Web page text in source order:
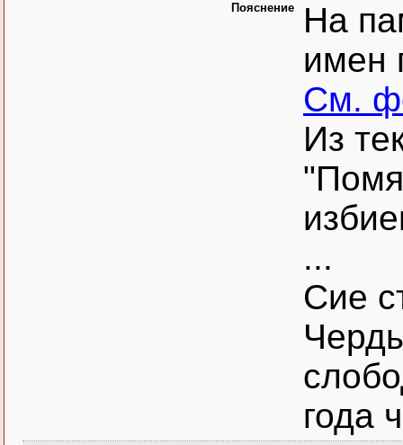
Пояснение
На
имен
См.
Из
...
Сие
года